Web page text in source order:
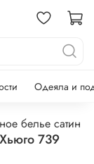
Одеяла и
белье сатин
739